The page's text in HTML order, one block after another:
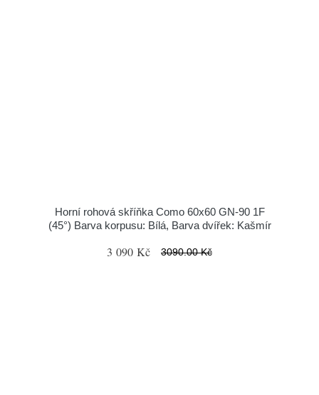
Horní rohová skříňka Como 60x60 GN-90 1F
(45°) Barva korpusu: Bílá, Barva dvířek: Kašmír
3 090 Kč 3090.00 Kč